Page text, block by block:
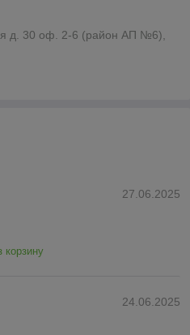
д. 30 оф. 2-6 (район АП №6),
27.06.2025
корзину
24.06.2025